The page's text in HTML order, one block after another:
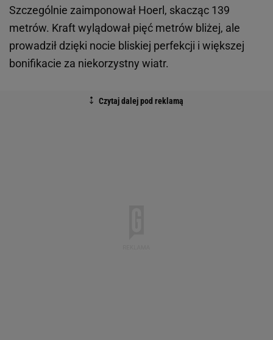
Szczególnie zaimponował Hoerl, skacząc 139
metrów. Kraft wylądował pięć metrów bliżej, ale
prowadził dzięki nocie bliskiej perfekcji i większej
bonifikacie za niekorzystny wiatr.